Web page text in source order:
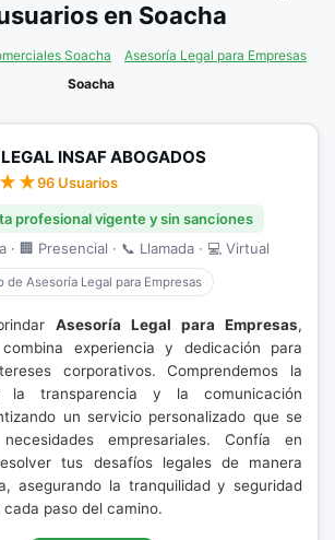
en Soacha
Soacha
Asesoría Legal para Empresas
Soacha
INSAF ABOGADOS
96 Usuarios
profesional vigente y sin sanciones
· 🏢 Presencial · 📞 Llamada · 💻 Virtual
de Asesoría Legal para Empresas
Asesoría Legal para Empresas,
experiencia y dedicación para
corporativos. Comprendemos la
la transparencia y la comunicación
un servicio personalizado que se
empresariales. Confía en
tus desafíos legales de manera
asegurando la tranquilidad y seguridad
paso del camino.